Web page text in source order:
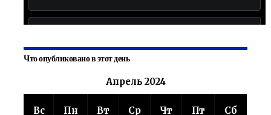
Что опубликовано в этот день
Апрель 2024
Вс Пн Вт Ср Чт Пт Сб